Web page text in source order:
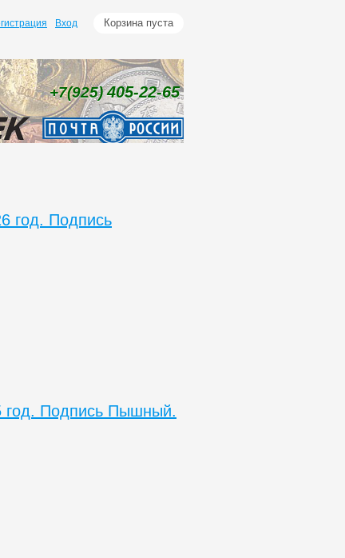
Корзина пуста
Вход
+7(925)405-22-65
год. Подпись
год. Подпись Пышный.